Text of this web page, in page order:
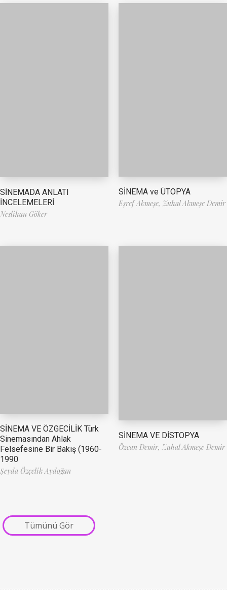
SİNEMADA ANLATI
İNCELEMELERİ
Neslihan Göker
SİNEMA ve ÜTOPYA
Eşref Akmeşe, Zuhal Akmeşe Demir
SİNEMA VE ÖZGECİLİK Türk
Sinemasından Ahlak
Felsefesine Bir Bakış (1960-
1990
Şeyda Özçelik Aydoğan
SİNEMA VE DİSTOPYA
Özcan Demir, Zuhal Akmeşe Demir
Tümünü Gör